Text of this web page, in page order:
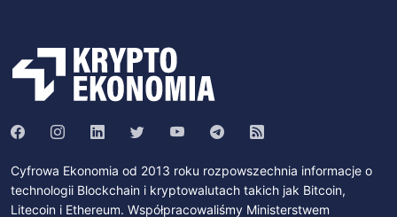
Cyfrowa Ekonomia od 2013 roku rozpowszechnia informacje o
technologii Blockchain i kryptowalutach takich jak Bitcoin,
Litecoin i Ethereum. Współpracowaliśmy Ministerstwem